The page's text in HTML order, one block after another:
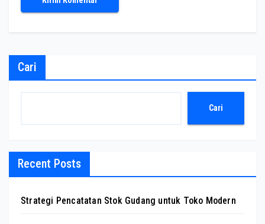
Cari
Cari
Recent Posts
Strategi Pencatatan Stok Gudang untuk Toko Modern